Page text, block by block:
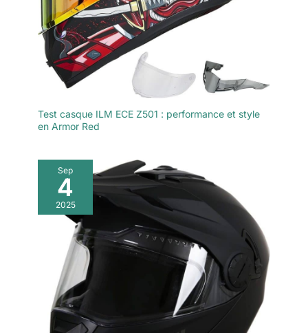
Test casque ILM ECE Z501 : performance et style
en Armor Red
Sep
4
2025